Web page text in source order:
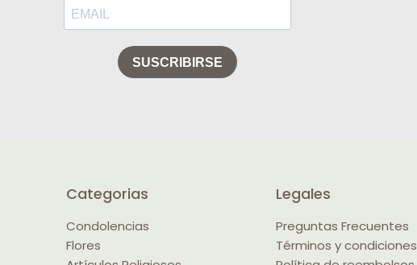
Categorias
Condolencias
Flores
Legales
Preguntas Frecuentes
Términos y condiciones